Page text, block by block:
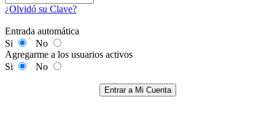
¿Olvidó su Clave?
Entrada automática
Si
No
Agregarme a los usuarios activos
Si
No
Entrar a Mi Cuenta